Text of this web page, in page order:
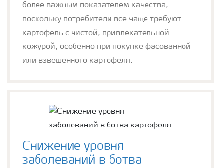
более важным показателем качества,
поскольку потребители все чаще требуют
картофель с чистой, привлекательной
кожурой, особенно при покупке фасованной
или взвешенного картофеля.
Снижение уровня
заболеваний в ботва